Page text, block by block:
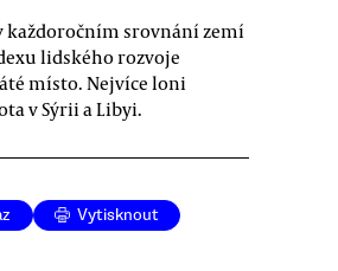
každoročním srovnání zemí
lidského rozvoje
místo. Nejvíce loni
v Sýrii a Libyi.
Vytisknout